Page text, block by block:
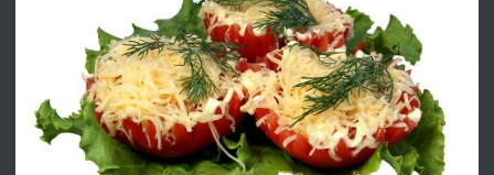
преди 3 дни
Давам гараж под наем
преди 3 дни